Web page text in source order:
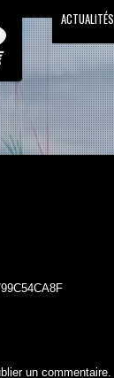
ACTUALITÉS
un commentaire.